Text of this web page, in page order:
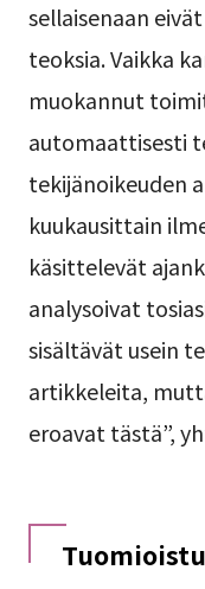
sellaisenaan
teoksia. Vaikka
muokannut
automaattisesti
tekijänoikeuden
kuukausittain
käsittelevät
analysoivat
sisältävät usein
artikkeleita,
eroavat tästä”,